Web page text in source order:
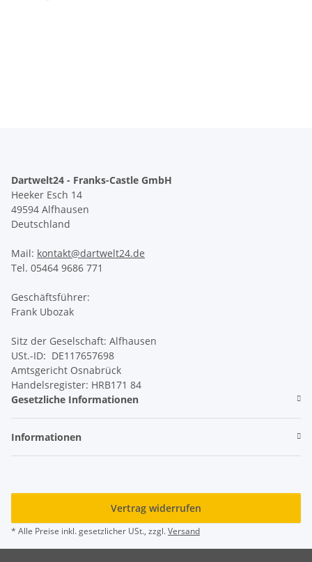
Dartwelt24 - Franks-Castle GmbH
Heeker Esch 14
49594 Alfhausen
Deutschland
Mail: kontakt@dartwelt24.de
Tel. 05464 9686 771
Geschäftsführer:
Frank Ubozak
Sitz der Geselschaft: Alfhausen
USt.-ID: DE117657698
Amtsgericht Osnabrück
Handelsregister: HRB171 84
Gesetzliche Informationen
Informationen
Vertrag widerrufen
* Alle Preise inkl. gesetzlicher USt., zzgl.Versand